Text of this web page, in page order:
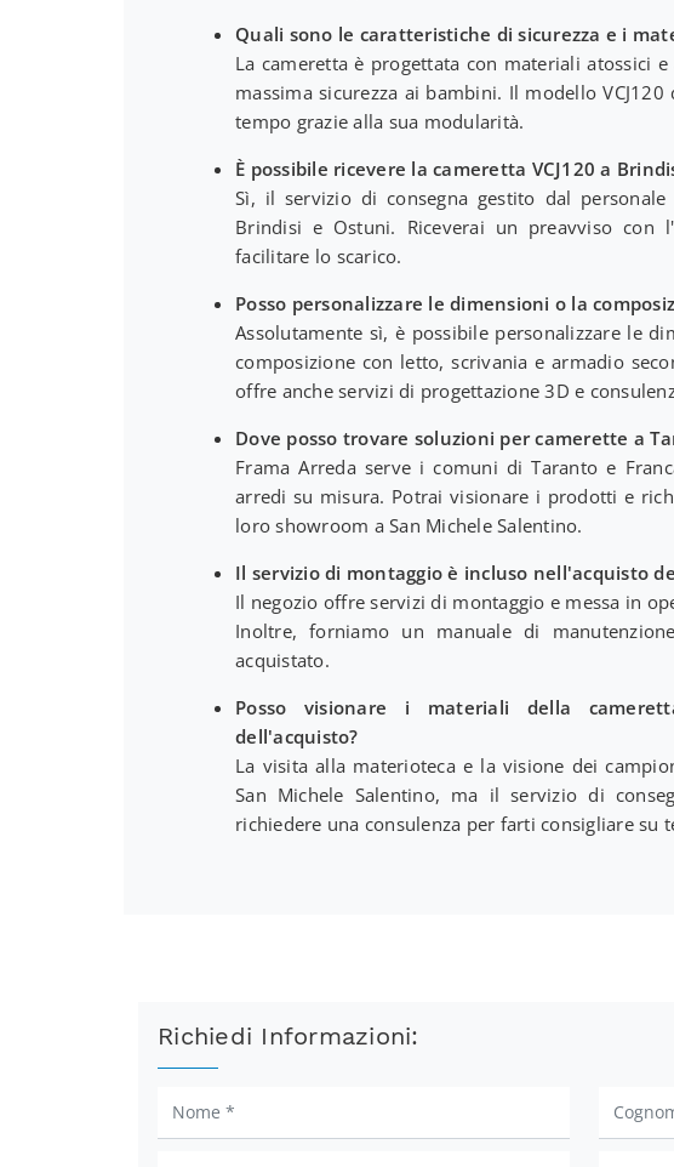
Quali sono le caratteristiche di sicurezza e i
La cameretta è progettata con materiali atossici
massima sicurezza ai bambini. Il modello
tempo grazie alla sua modularità.
È possibile ricevere la cameretta VCJ120 a
Sì, il servizio di consegna gestito dal
Brindisi e Ostuni. Riceverai un preavviso
facilitare lo scarico.
Posso personalizzare le dimensioni o la
Assolutamente sì, è possibile personalizzare le
composizione con letto, scrivania e armadio
offre anche servizi di progettazione 3D e
Dove posso trovare soluzioni per camerette a
Frama Arreda serve i comuni di Taranto e
arredi su misura. Potrai visionare i prodotti e
loro showroom a San Michele Salentino.
Il servizio di montaggio è incluso nell'acquisto
Il negozio offre servizi di montaggio e messa in
Inoltre, forniamo un manuale di
acquistato.
Posso visionare i materiali della
dell'acquisto?
La visita alla materioteca e la visione dei
San Michele Salentino, ma il servizio di
richiedere una consulenza per farti consigliare su
Richiedi Informazioni: